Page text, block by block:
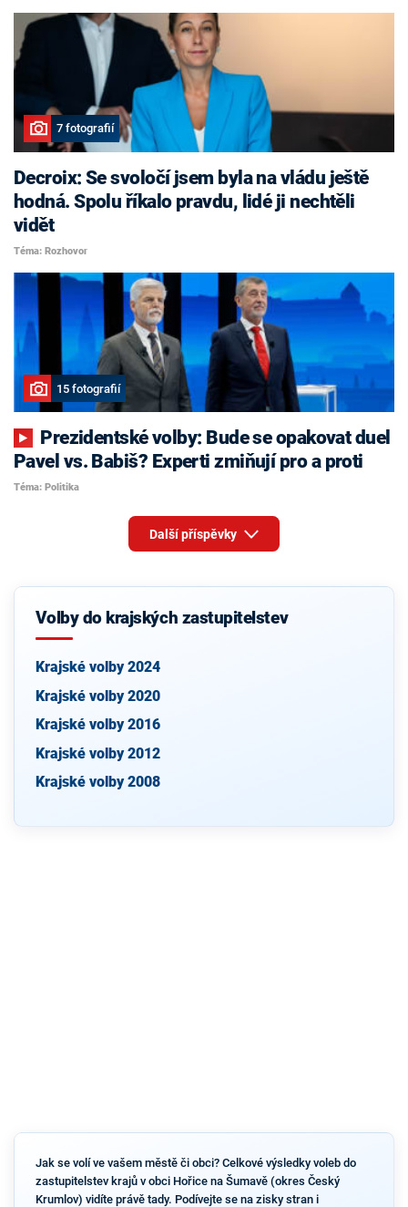
7 fotografií
Decroix: Se svoločí jsem byla na vládu ještě
hodná. Spolu říkalo pravdu, lidé ji nechtěli
vidět
Téma: Rozhovor
15 fotografií
Pavel vs. Babiš? Experti zmiňují pro a proti
Téma: Politika
Další příspěvky
Volby do krajských zastupitelstev
Krajské volby 2024
Krajské volby 2020
Krajské volby 2016
Krajské volby 2012
Krajské volby 2008
Jak se volí ve vašem městě či obci? Celkové výsledky voleb do
zastupitelstev krajů v obci Hořice na Šumavě (okres Český
Krumlov) vidíte právě tady. Podívejte se na zisky stran i